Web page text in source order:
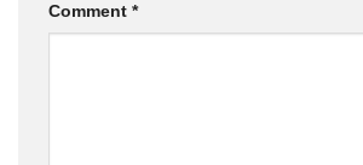
Comment *